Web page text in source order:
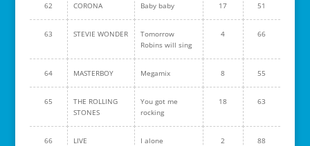
62 CORONA Baby baby 17 51
63 STEVIE WONDER
Tomorrow
Robins will sing
4 66
64 MASTERBOY Megamix 8 55
65
THE ROLLING
STONES
You got me
rocking
18 63
66 LIVE I alone 2 88